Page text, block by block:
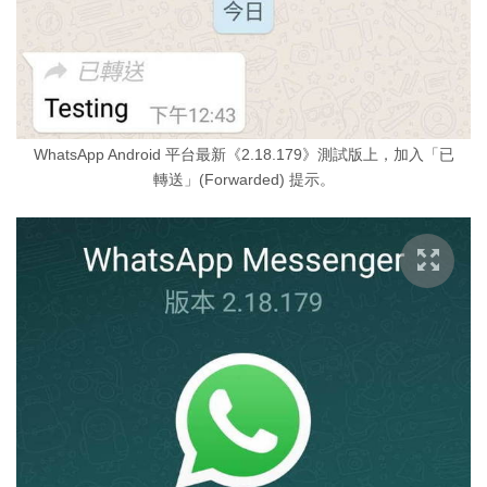
WhatsApp Android 平台最新《2.18.179》測試版上，加入「已
轉送」(Forwarded) 提示。